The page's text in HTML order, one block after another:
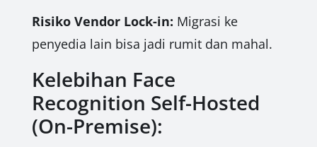
Risiko Vendor Lock-in: Migrasi ke
penyedia lain bisa jadi rumit dan mahal.
Kelebihan Face
Recognition Self-Hosted
(On-Premise):